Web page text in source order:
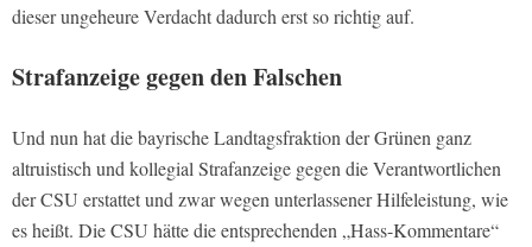
dieser ungeheure Verdacht dadurch erst so richtig auf.
Strafanzeige gegen den Falschen
Und nun hat die bayrische Landtagsfraktion der Grünen ganz
altruistisch und kollegial Strafanzeige gegen die Verantwortlichen
der CSU erstattet und zwar wegen unterlassener Hilfeleistung, wie
es heißt. Die CSU hätte die entsprechenden „Hass-Kommentare“